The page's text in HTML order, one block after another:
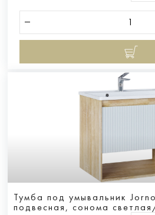
Тумба под умывальник
подвесная, cонома